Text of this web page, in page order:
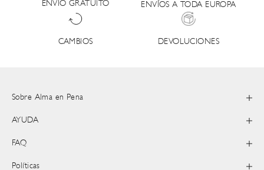
ENVÍO GRATUITO ENVÍOS A TODA EUROPA
CAMBIOS DEVOLUCIONES
Sobre Alma en Pena
AYUDA
FAQ
Políticas